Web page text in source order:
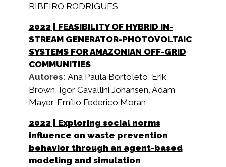
RIBEIRO RODRIGUES
2022 | FEASIBILITY OF HYBRID IN-
STREAM GENERATOR-PHOTOVOLTAIC
SYSTEMS FOR AMAZONIAN OFF-GRID
COMMUNITIES
Autores: Ana Paula Bortoleto Erik
Brown Igor Cavallini Johansen Adam
Mayer, Emílio Federico Moran
2022 | Exploring social norms
influence on waste prevention
behavior through an agent-based
modeling and simulation